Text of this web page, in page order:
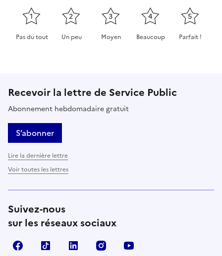
1
Pas du tout
2
Un peu
3
Moyen
4
Beaucoup
5
Parfait !
Recevoir la lettre de Service Public
Abonnement hebdomadaire gratuit
S’abonner
Lire la dernière lettre
Voir toutes les lettres
Suivez-nous
sur les réseaux sociaux
FacebookTikTok LinkedIn Instagram